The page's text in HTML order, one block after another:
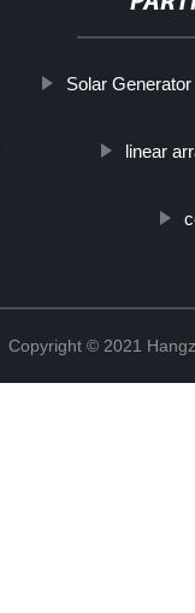
Solar
linear
Copyright © 2021